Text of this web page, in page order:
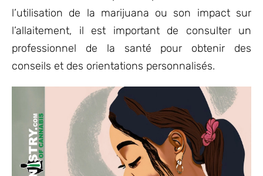
l’utilisation de la marijuana ou son impact sur
l’allaitement, il est important de consulter un
professionnel de la santé pour obtenir des
conseils et des orientations personnalisés.